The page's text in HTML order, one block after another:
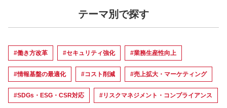
テーマ別で探す
#働き方改革 #セキュリティ強化 #業務生産性向上
#情報基盤の最適化 #コスト削減 #売上拡大・マーケティング
#SDGs・ESG・CSR対応 #リスクマネジメント・コンプライアンス